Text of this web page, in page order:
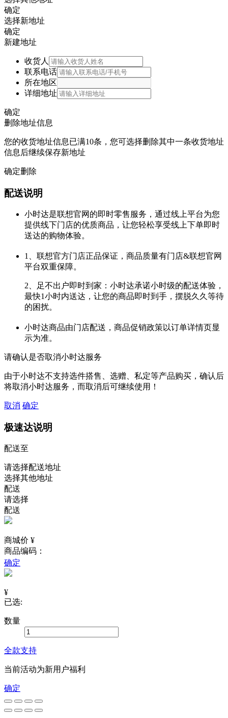
确定
选择新地址
确定
新建地址
收货人
联系电话
所在地区
详细地址
确定
删除地址信息
您的收货地址信息已满10条，您可选择删除其中一条收货地址
信息后继续保存新地址
确定删除
配送说明
小时达是联想官网的即时零售服务，通过线上平台为您
提供线下门店的优质商品，让您轻松享受线上下单即时
送达的购物体验。
1、联想官方门店正品保证，商品质量有门店&联想官网
平台双重保障。
2、足不出户即时到家：小时达承诺小时级的配送体验，
最快1小时内送达，让您的商品即时到手，摆脱久久等待
的困扰。
小时达商品由门店配送，商品促销政策以订单详情页显
示为准。
请确认是否取消小时达服务
由于小时达不支持选件搭售、选赠、私定等产品购买，确认后
将取消小时达服务，而取消后可继续使用！
取消 确定
极速达说明
配送至
请选择配送地址
选择其他地址
配送
请选择
配送
商城价 ¥
商品编码：
确定
¥
已选:
数量
全款支持
当前活动为新用户福利
确定